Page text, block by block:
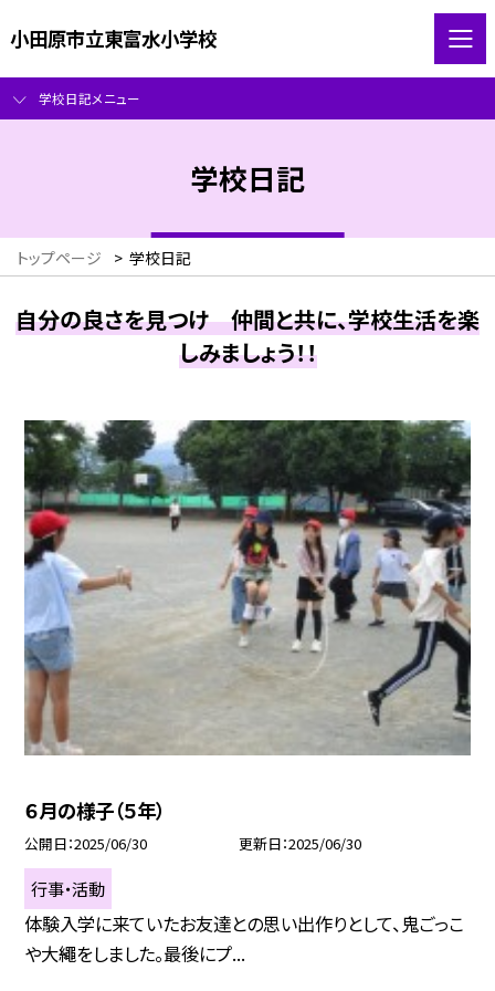
小田原市立東富水小学校
学校日記メニュー
学校日記
トップページ > 学校日記
自分の良さを見つけ 仲間と共に、学校生活を楽
しみましょう！！
６月の様子（５年）
公開日 2025/06/30 更新日 2025/06/30
行事・活動
体験入学に来ていたお友達との思い出作りとして、鬼ごっこ
や大繩をしました。最後にプ...